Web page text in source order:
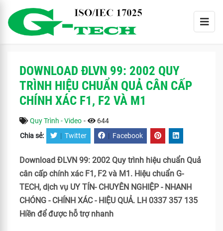
DOWNLOAD ĐLVN 99: 2002 QUY
TRÌNH HIỆU CHUẨN QUẢ CÂN CẤP
CHÍNH XÁC F1, F2 VÀ M1
Quy Trình - Video - 644
Chia sẻ: | Twitter | Facebook
Download ĐLVN 99: 2002 Quy trình hiệu chuẩn Quả
cân cấp chính xác F1, F2 và M1. Hiệu chuẩn G-
TECH, dịch vụ UY TÍN- CHUYÊN NGHIỆP - NHANH
CHÓNG - CHÍNH XÁC - HIỆU QUẢ. LH 0337 357 135
Hiền để được hỗ trợ nhanh